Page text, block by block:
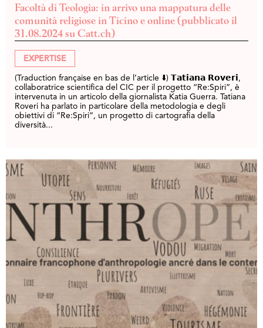
Facoltà di Teologia: in arrivo una mappatura delle
comunità religiose in Ticino e online (pubblicato il
31.08.2024 su Catt.ch)
EXPERTISE
(Traduction française en bas de l’article ⬇️) 𝗧𝗮𝘁𝗶𝗮𝗻𝗮 𝗥𝗼𝘃𝗲𝗿𝗶,
collaboratrice scientifica del CIC per il progetto “Re:Spiri”, è
intervenuta in un articolo della giornalista Katia Guerra. Tatiana
Roveri ha parlato in particolare della metodologia e degli
obiettivi di “Re:Spiri”, un progetto di cartografia della
diversità...